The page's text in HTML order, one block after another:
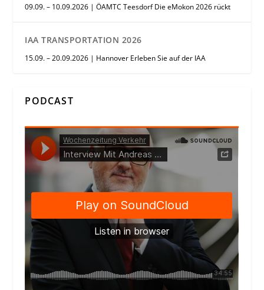
09.09. – 10.09.2026 | ÖAMTC Teesdorf Die eMokon 2026 rückt
IAA TRANSPORTATION 2026
15.09. – 20.09.2026 | Hannover Erleben Sie auf der IAA
PODCAST